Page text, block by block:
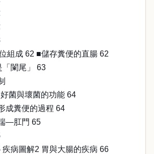
組成 62 ■儲存糞便的直腸 62
「闌尾」 63
菌與壞菌的功能 64
成糞便的過程 64
—肛門 65
疾病圖解2 胃與大腸的疾病 66